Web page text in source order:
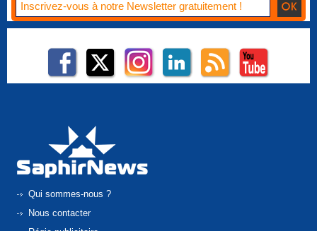
Qui sommes-nous ?
Nous contacter